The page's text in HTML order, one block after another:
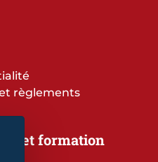
règlements
et formation